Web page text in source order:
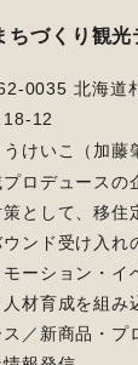
ちづくり観
0035 北海道
18-12
けいこ（加藤
ロデュースの
策として、移住
ウンド受け入れ
モーション・イ
人材育成を組み
ス／新商品・プ